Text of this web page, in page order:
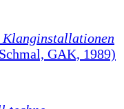
GAK, 1989)